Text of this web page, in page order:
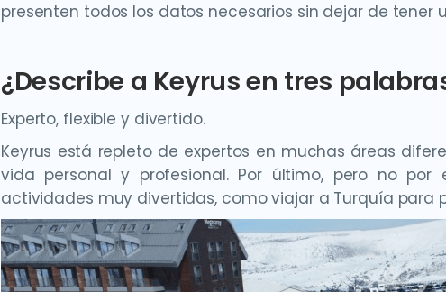
presenten todos los datos necesarios sin dejar de
¿Describe a Keyrus en tres
Experto, flexible y divertido.
Keyrus está repleto de expertos en muchas áreas
vida personal y profesional. Por último, pero no
actividades muy divertidas, como viajar a Turquía para